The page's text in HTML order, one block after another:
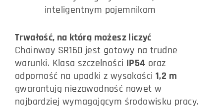
inteligentnym pojemnikom
Trwałość, na którą możesz liczyć
Chainway SR160 jest gotowy na trudne
warunki. Klasa szczelności IP54 oraz
odporność na upadki z wysokości 1,2 m
gwarantują niezawodność nawet w
najbardziej wymagającym środowisku pracy.